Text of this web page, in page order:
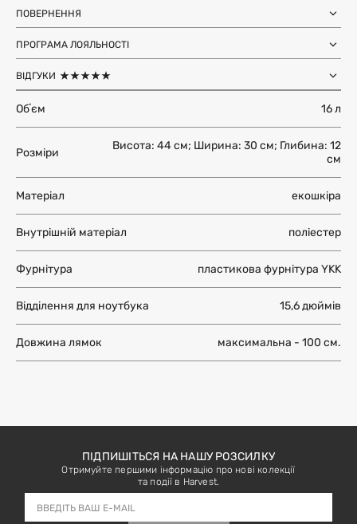
Обʼєм 16 л
Розміри Висота: 44 см; Ширина: 30 см; Глибина: 12
см
Матеріал екошкіра
Внутрішній матеріал поліестер
Фурнітура пластикова фурнітура YKK
Відділення для ноутбука 15,6 дюймів
Довжина лямок максимальна - 100 см.
Україні) 1-3 дні
Самовивіз з магазинів Harvest після SMS-підтвердження про
Міжнародна доставка Нова Пошта
Global
терміни уточнюйте для вашої
країни
Доставка день в день по Києву (за
умови наявності на складі у Києві)
12 годин (наявність перевіряйте в
картці товару)
Більше інформації
ПОВЕРНЕННЯ
Ми залишили можливість повернення та обміну, щоб ви
почувались впевнено під час покупки. Ви можете
повернути або обміняти товар протягом 14 днів після
отримання замовлення.
Більше інформації
ПРОГРАМА ЛОЯЛЬНОСТІ
Отримуйте бонуси з кожного замовлення та
використовуйте їх для наступних покупок. Авторизуйтесь
на сайті, щоб накопичувати та списувати бонуси.
Більше інформації
ВІДГУКИ
ПІДПИШІТЬСЯ НА НАШУ РОЗСИЛКУ
Отримуйте першими інформацію про нові колекції
та події в Harvest.